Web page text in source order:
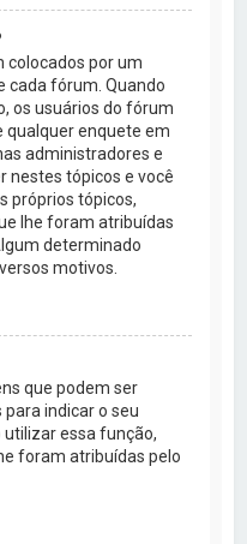
colocados por um
cada fórum. Quando
os usuários do fórum
qualquer enquete em
administradores e
nestes tópicos e você
próprios tópicos,
lhe foram atribuídas
determinado
motivos.
que podem ser
indicar o seu
utilizar essa função,
foram atribuídas pelo